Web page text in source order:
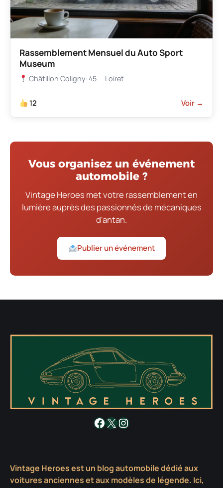
Rassemblement Mensuel du Auto Sport
Museum
Châtillon Coligny· 45 — Loiret
12 Voir →
Vous organisez un événement
automobile ?
Vintage Heroes met votre rassemblement en
lumière auprès des passionnés de mécaniques
d'antan.
Publier un événement
Facebook
X Instagram
Vintage Heroes est un blog automobile dédié aux
voitures anciennes et aux modèles de légende. Ici,